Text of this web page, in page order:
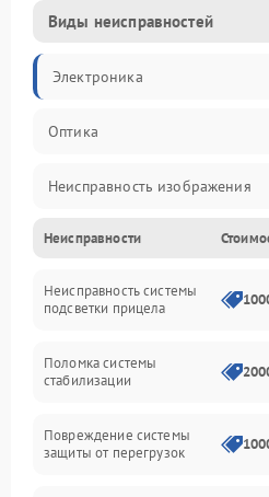
Виды неисправностей
Электроника
Оптика
Неисправность изображения
Механические повреждения
Неисправность фокусировки и
Электропитание
Неисправности
Неисправность системы
подсветки прицела
Поломка системы
стабилизации
Повреждение системы
защиты от перегрузок